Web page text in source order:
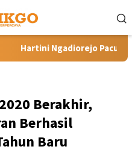
Transformasi SMKN 1
Berakhir,
Berhasil
Baru